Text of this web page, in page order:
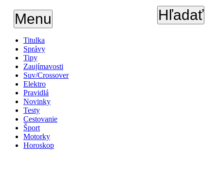
Menu Hľadať
Titulka
Správy
Tipy
Zaujímavosti
Suv/Crossover
Elektro
Pravidlá
Novinky
Testy
Cestovanie
Šport
Motorky
Horoskop